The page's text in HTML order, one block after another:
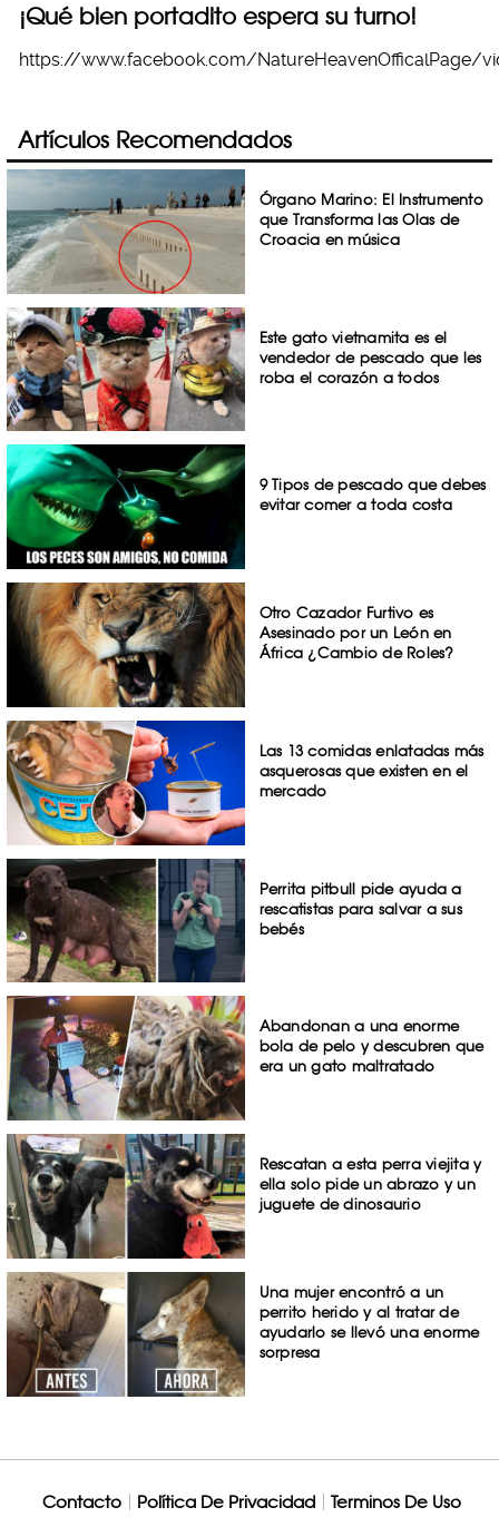
¡Qué bien portadito espera su turno!
https://www.facebook.com/NatureHeavenOfficalPage/
Artículos Recomendados
Órgano Marino: El Instrumento
que Transforma las Olas de
Croacia en música
Este gato vietnamita es el
vendedor de pescado que les
roba el corazón a todos
9 Tipos de pescado que debes
evitar comer a toda costa
Otro Cazador Furtivo es
Asesinado por un León en
África ¿Cambio de Roles?
Las 13 comidas enlatadas más
asquerosas que existen en el
mercado
Perrita pitbull pide ayuda a
rescatistas para salvar a sus
bebés
Abandonan a una enorme
bola de pelo y descubren que
era un gato maltratado
Rescatan a esta perra viejita y
ella solo pide un abrazo y un
juguete de dinosaurio
Una mujer encontró a un
perrito herido y al tratar de
ayudarlo se llevó una enorme
sorpresa
Contacto Política De Privacidad Terminos De Uso